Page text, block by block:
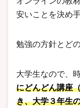
安いことを決め
勉強の方針とど
大学生なので、
にどんどん講座
き、大学３年生